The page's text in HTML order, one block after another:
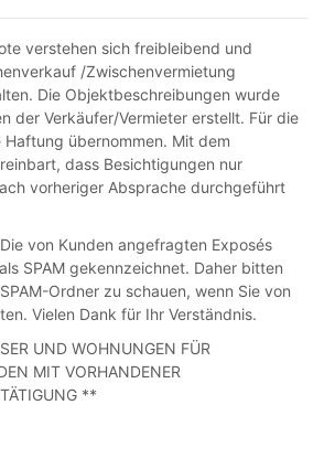
verstehen sich freibleibend und
/Zwischenvermietung
Die Objektbeschreibungen wurde
der Verkäufer/Vermieter erstellt. Für die
übernommen. Mit dem
dass Besichtigungen nur
vorheriger Absprache durchgeführt
von Kunden angefragten Exposés
SPAM gekennzeichnet. Daher bitten
Ordner zu schauen, wenn Sie von
Vielen Dank für Ihr Verständnis.
UND WOHNUNGEN FÜR
MIT VORHANDENER
**